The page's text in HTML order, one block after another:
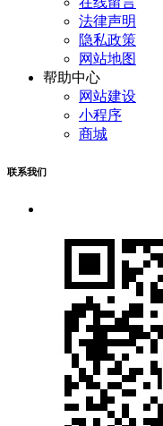
法律声明
隐私政策
网站地图
帮助中心
网站建设
小程序
商城
联系我们